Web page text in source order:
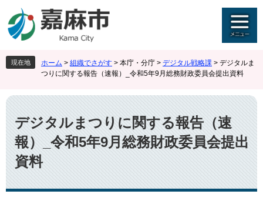
ジ
先
頭
。
ュ
を
飛
て
本
文
へ
現在地 ホーム > 組織でさがす > 本庁・分庁 > デジタル戦略課 > デジタルま
つりに関する報告（速報）_令和5年9月総務財政委員会提出資料
本
文
デジタルまつりに関する報告（速
報）_令和5年9月総務財政委員会提出
資料